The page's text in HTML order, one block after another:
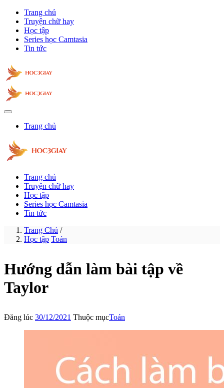
Trang chủ
Truyện chữ hay
Học tập
Series học Camtasia
Tin tức
Trang chủ
Trang chủ
Truyện chữ hay
Học tập
Series học Camtasia
Tin tức
Trang Chủ /
Học tập Toán
Hướng dẫn làm bài tập về
Taylor
Đăng lúc 30/12/2021 Thuộc mụcToán